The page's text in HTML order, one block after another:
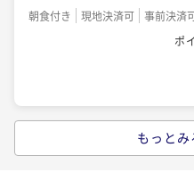
二食付き 現地決済可 事前決済
ポ
朝食付き 現地決済可 事前決済
ポ
【オールインクルーシブ
もっと